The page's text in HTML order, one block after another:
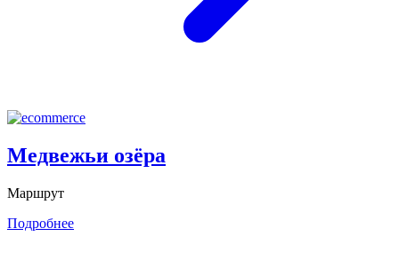
Медвежьи озёра
Маршрут
Подробнее